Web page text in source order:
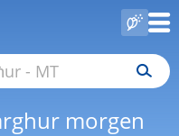
morgen